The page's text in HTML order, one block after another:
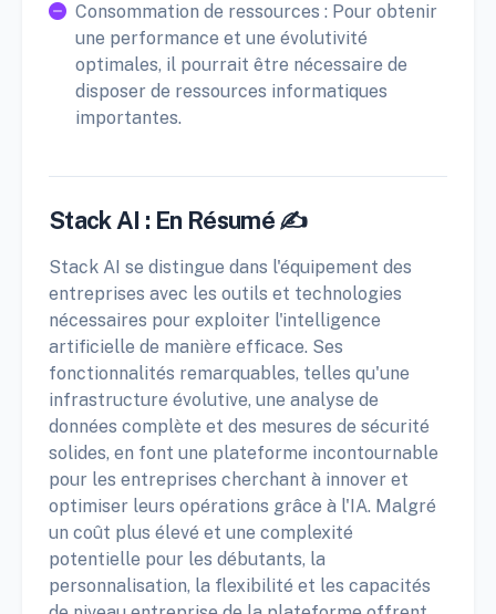
Consommation de ressources : Pour obtenir
une performance et une évolutivité
optimales, il pourrait être nécessaire de
disposer de ressources informatiques
importantes.
Stack AI : En Résumé ✍️
Stack AI se distingue dans l'équipement des
entreprises avec les outils et technologies
nécessaires pour exploiter l'intelligence
artificielle de manière efficace. Ses
fonctionnalités remarquables, telles qu'une
infrastructure évolutive, une analyse de
données complète et des mesures de sécurité
solides, en font une plateforme incontournable
pour les entreprises cherchant à innover et
optimiser leurs opérations grâce à l'IA. Malgré
un coût plus élevé et une complexité
potentielle pour les débutants, la
personnalisation, la flexibilité et les capacités